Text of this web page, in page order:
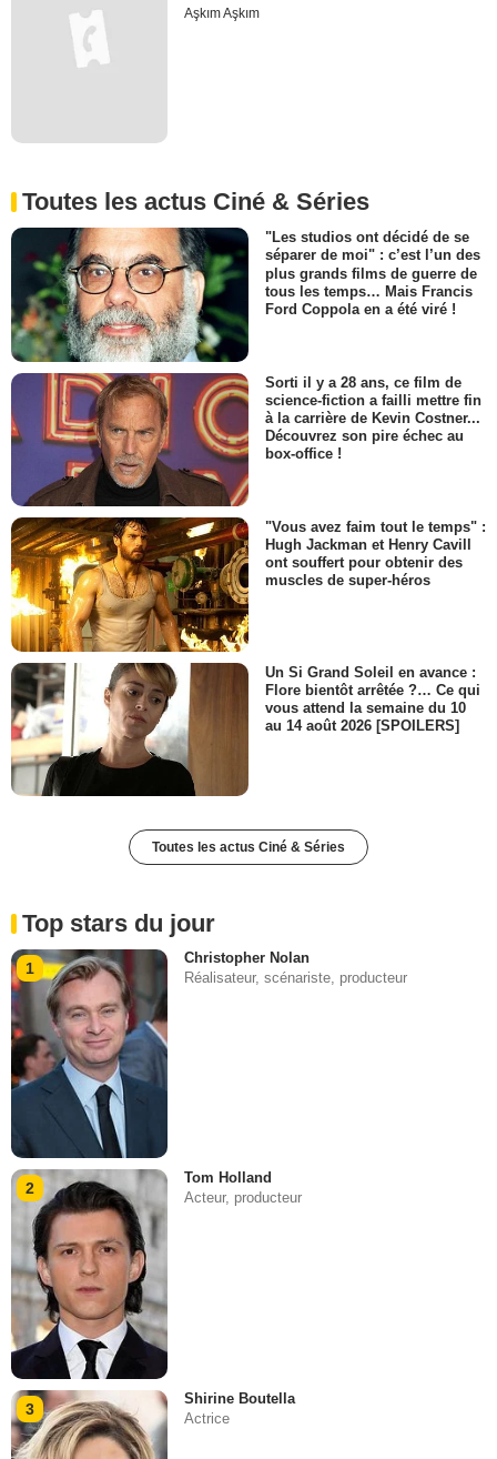
Aşkım Aşkım
Toutes les actus Ciné & Séries
"Les studios ont décidé de se
séparer de moi" : c’est l’un des
plus grands films de guerre de
tous les temps… Mais Francis
Ford Coppola en a été viré !
Sorti il y a 28 ans, ce film de
science-fiction a failli mettre fin
à la carrière de Kevin Costner...
Découvrez son pire échec au
box-office !
"Vous avez faim tout le temps" :
Hugh Jackman et Henry Cavill
ont souffert pour obtenir des
muscles de super-héros
Un Si Grand Soleil en avance :
Flore bientôt arrêtée ?… Ce qui
vous attend la semaine du 10
au 14 août 2026 [SPOILERS]
Toutes les actus Ciné & Séries
Top stars du jour
1
Christopher Nolan
Réalisateur, scénariste, producteur
2
Tom Holland
Acteur, producteur
3
Shirine Boutella
Actrice